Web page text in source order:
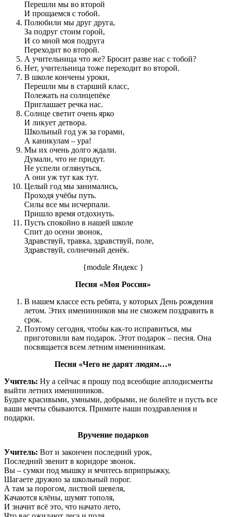
Перешли мы во второй
И прощаемся с тобой.
Полюбили мы друг друга,
За подруг стоим горой,
И со мной моя подруга
Переходит во второй.
А учительница что же? Бросит разве нас с тобой?
Нет, учительница тоже переходит во второй.
В школе кончены уроки,
Перешли мы в старший класс,
Полежать на солнцепёке
Приглашает речка нас.
Солнце светит очень ярко
И ликует детвора.
Школьный год уж за горами,
А каникулам – ура!
Мы их очень долго ждали.
Думали, что не придут.
Не успели оглянуться,
А они уж тут как тут.
Целый год мы занимались,
Проходя учёбы путь.
Силы все мы исчерпали.
Пришло время отдохнуть.
Пусть спокойно в нашей школе
Спит до осени звонок,
Здравствуй, травка, здравствуй, поле,
Здравствуй, солнечный денёк.
{module Яндекс }
Песня «Моя Россия»
В нашем классе есть ребята, у которых День рождения
летом. Этих именинников мы не сможем поздравить в
срок.
Поэтому сегодня, чтобы как-то исправиться, мы
приготовили вам подарок. Этот подарок – песня. Она
посвящается всем летним именинникам.
Песня «Чего не дарят людям…»
Учитель: Ну а сейчас я прошу под всеобщие аплодисменты
выйти летних именинников.
Будьте красивыми, умными, добрыми, не болейте и пусть все
ваши мечты сбываются. Примите наши поздравления и
подарки.
Вручение подарков
Учитель: Вот и закончен последний урок,
Последний звенит в коридоре звонок.
Вы – сумки под мышку и мчитесь вприпрыжку,
Шагаете дружно за школьный порог.
А там за порогом, листвой шевеля,
Качаются клёны, шумят тополя,
И значит всё это, что начато лето,